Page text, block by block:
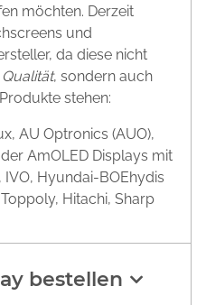
möchten. Derzeit
und
da diese nicht
Qualität, sondern auch
stehen:
AU Optronics (AUO),
AmOLED Displays mit
IVO, Hyundai-BOEhydis
Hitachi, Sharp
bestellen